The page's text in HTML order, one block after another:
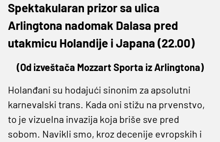
Spektakularan prizor sa ulica
Arlingtona nadomak Dalasa pred
utakmicu Holandije i Japana (22.00)
(Od izveštača Mozzart Sporta iz Arlingtona)
Holanđani su hodajući sinonim za apsolutni
karnevalski trans. Kada oni stižu na prvenstvo,
to je vizuelna invazija koja briše sve pred
sobom. Navikli smo, kroz decenije evropskih i